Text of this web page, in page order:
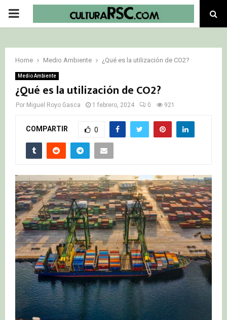
PRIMARY
Home Medio Ambiente ¿Qué es la utilización de CO2?
Medio Ambiente
¿Qué es la utilización de CO2?
Por Miguel Royo Gasca 1 febrero, 2024 0 921
COMPARTIR 0